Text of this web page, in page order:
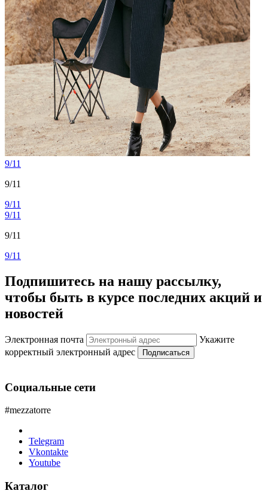
9/11
9/11
9/11
9/11
9/11
9/11
Подпишитесь на нашу рассылку,
чтобы быть в курсе последних акций и
новостей
Электронная почта
Укажите
корректный электронный адрес
Подписаться
Социальные сети
#mezzatorre
Telegram
Vkontakte
Youtube
Каталог